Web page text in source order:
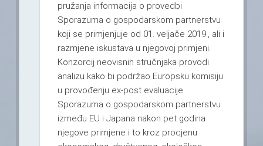
pružanja informacija o provedbi
Sporazuma o gospodarskom partnerstvu
koji se primjenjuje od 01. veljače 2019., ali i
razmjene iskustava u njegovoj primjeni.
Konzorcij neovisnih stručnjaka provodi
analizu kako bi podržao Europsku komisiju
u provođenju ex-post evaluacije
Sporazuma o gospodarskom partnerstvu
između EU i Japana nakon pet godina
njegove primjene i to kroz procjenu